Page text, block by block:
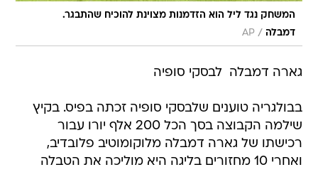
המשחק נגד ליל הוא הזדמנות מצוינת להוכיח שהתבגר.
דמבלה /
AP
גארה דמבלה  לבסקי סופיה
בבולגריה טוענים שלבסקי סופיה זכתה בפיס. בקיץ
שילמה הקבוצה בסך הכל 200 אלף יורו עבור
רכישתו של גארה דמבלה מלוקומוטיב פלובדיב,
ואחרי 10 מחזורים בליגה היא מוליכה את הטבלה